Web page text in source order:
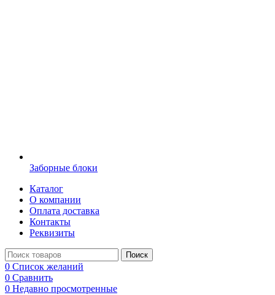
Заборные блоки
Каталог
О компании
Оплата доставка
Контакты
Реквизиты
Поиск
0 Список желаний
0 Сравнить
0 Недавно просмотренные